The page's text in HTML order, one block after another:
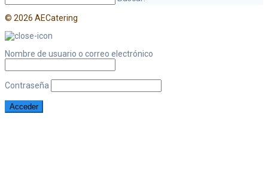
© 2026 AECatering
Nombre de usuario o correo electrónico
Contraseña